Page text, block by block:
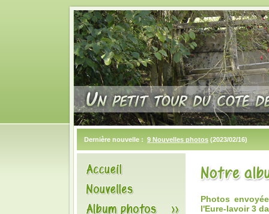
Dernière nouvelle : 9 Nouvelles photos (2023/02/16)
Photos
l'Eure-lavoir 3